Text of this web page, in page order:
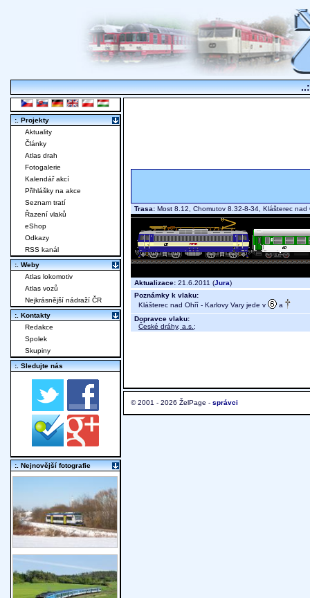
Trasa: Most 8.12, Chomutov 8.32-8-34, Klášterec
Aktualizace: 21.6.2011 (Jura)
Poznámky k vlaku:
Klášterec nad Ohří - Karlovy Vary jede v
a
Dopravce vlaku:
České dráhy, a.s. ;
© 2001 - 2026 ŽelPage - správci
:. Projekty
Aktuality
Články
Atlas drah
Fotogalerie
Kalendář akcí
Přihlášky na akce
Seznam tratí
Řazení vlaků
eShop
Odkazy
RSS kanál
:. Weby
Atlas lokomotiv
Atlas vozů
Nejkrásnější nádraží ČR
:. Kontakty
Redakce
Spolek
Skupiny
:. Sledujte nás
:. Nejnovější fotografie